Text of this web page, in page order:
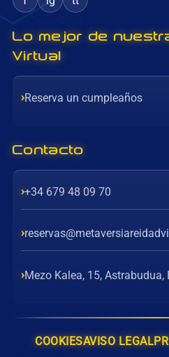
Lo mejor de
Virtual
Reserva un cumpleaños
Contacto
+34 679 48 09 70
Mezo Kalea, 15, Astrabudua,
COOKIESAVISO LEGAL